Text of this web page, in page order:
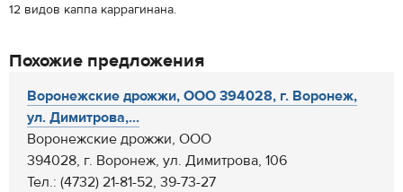
12 видов каппа каррагинана.
Похожие предложения
Воронежские дрожжи, ООО 394028, г. Воронеж,
ул. Димитрова,...
Воронежские дрожжи, ООО
394028, г. Воронеж, ул. Димитрова, 106
Тел.: (4732) 21-81-52, 39-73-27